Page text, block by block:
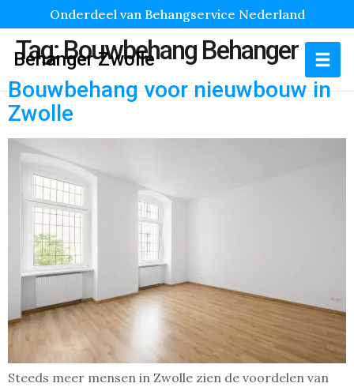
Onderdeel van Behangservice Nederland
Behanger Zwolle
Tag:Bouwbehang Behanger
Bouwbehang voor nieuwbouw in
Zwolle
Steeds meer mensen in Zwolle zien de voordelen van